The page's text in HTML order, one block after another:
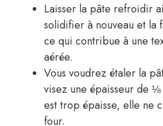
Laisser la pâte refroidir
solidifier à nouveau et la
ce qui contribue à une
aérée.
Vous voudrez étaler la
visez une épaisseur de
est trop épaisse, elle ne
four.